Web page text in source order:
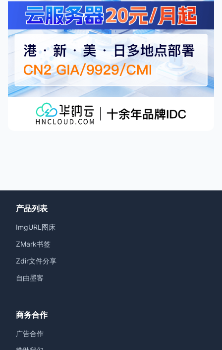
产品列表
ImgURL图床
ZMark书签
Zdir文件分享
自由墨客
商务合作
广告合作